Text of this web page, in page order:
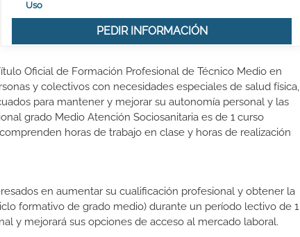
Uso
PEDIR INFORMACIÓN
Oficial de Formación Profesional de Técnico Medio en
y colectivos con necesidades especiales de salud física,
para mantener y mejorar su autonomía personal y las
grado Medio Atención Sociosanitaria es de 1 curso
horas de trabajo en clase y horas de realización
en aumentar su cualificación profesional y obtener la
formativo de grado medio) durante un período lectivo de 1
y mejorará sus opciones de acceso al mercado laboral.